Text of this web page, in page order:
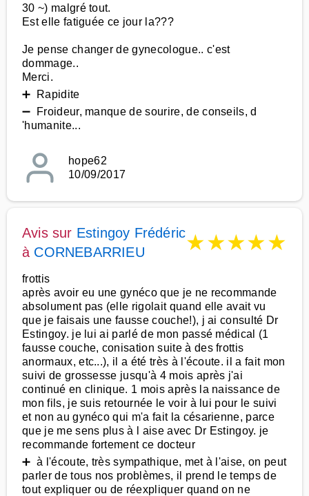
30 ~) malgré tout.
Est elle fatiguée ce jour la???
Je pense changer de gynecologue.. c'est
dommage..
Merci.
➕ Rapidite
➖ Froideur, manque de sourire, de conseils, d
'humanite...
hope62
10/09/2017
Avis sur Estingoy Frédéric
à CORNEBARRIEU ★★★★★
frottis
après avoir eu une gynéco que je ne recommande
absolument pas (elle rigolait quand elle avait vu
que je faisais une fausse couche!), j ai consulté Dr
Estingoy. je lui ai parlé de mon passé médical (1
fausse couche, conisation suite à des frottis
anormaux, etc...), il a été très à l'écoute. il a fait mon
suivi de grossesse jusqu'à 4 mois après j'ai
continué en clinique. 1 mois après la naissance de
mon fils, je suis retournée le voir à lui pour le suivi
et non au gynéco qui m'a fait la césarienne, parce
que je me sens plus à l aise avec Dr Estingoy. je
recommande fortement ce docteur
➕ à l'écoute, très sympathique, met à l'aise, on peut
parler de tous nos problèmes, il prend le temps de
tout expliquer ou de réexpliquer quand on ne